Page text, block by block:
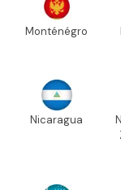
Monténégro
Nicaragua